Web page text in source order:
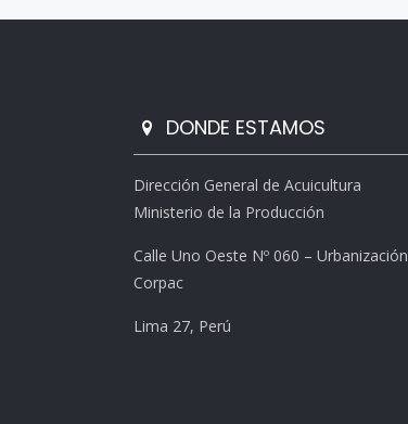
DONDE ESTAMOS
Dirección General de Acuicultura
Ministerio de la Producción
Calle Uno Oeste Nº 060 – Urbanización
Corpac
Lima 27, Perú